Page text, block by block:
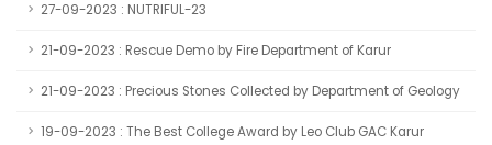
27-09-2023 : NUTRIFUL-23
21-09-2023 : Rescue Demo by Fire Department of Karur
21-09-2023 : Precious Stones Collected by Department of Geology
19-09-2023 : The Best College Award by Leo Club GAC Karur